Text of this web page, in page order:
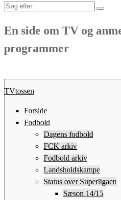
Søg
En side om TV og
programmer
TVtossen
Forside
Fodbold
Dagens fodbold
FCK arkiv
Fodbold arkiv
Landsholdskampe
Status over Superligaen
Sæson 14/15